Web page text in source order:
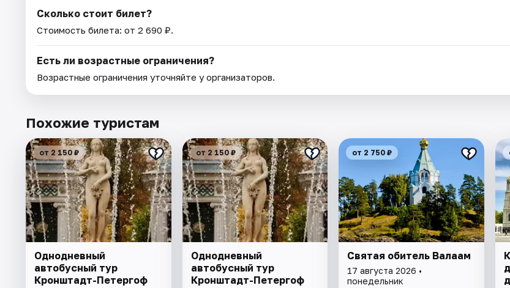
Сколько стоит билет?
Стоимость билета: от 2 690 ₽.
Есть ли возрастные ограничения?
Возрастные ограничения уточняйте у организаторов.
Похожие туристам
от 2 150 ₽
Однодневный
автобусный тур
Кронштадт-Петергоф
от 2 150 ₽
Однодневный
автобусный тур
Кронштадт-Петергоф
от 2 750 ₽
Святая обитель Валаам
17 августа 2026 •
понедельник